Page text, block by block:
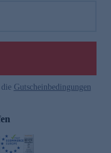
Gutscheinbedingungen